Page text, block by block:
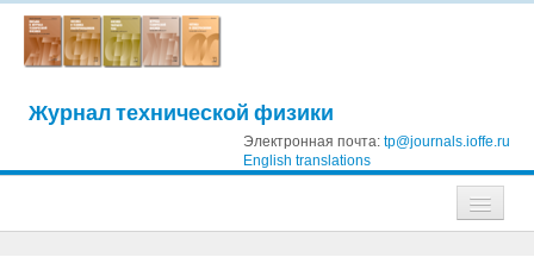
Журнал технической физики
Электронная почта: tp@journals.ioffe.ru
English translations